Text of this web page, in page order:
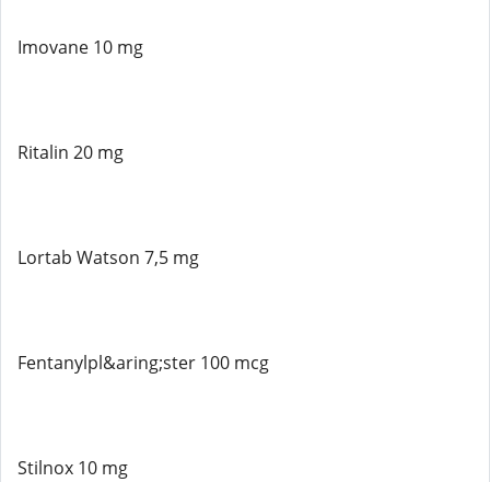
Imovane 10 mg
Ritalin 20 mg
Lortab Watson 7,5 mg
Fentanylpl&aring;ster 100 mcg
Stilnox 10 mg